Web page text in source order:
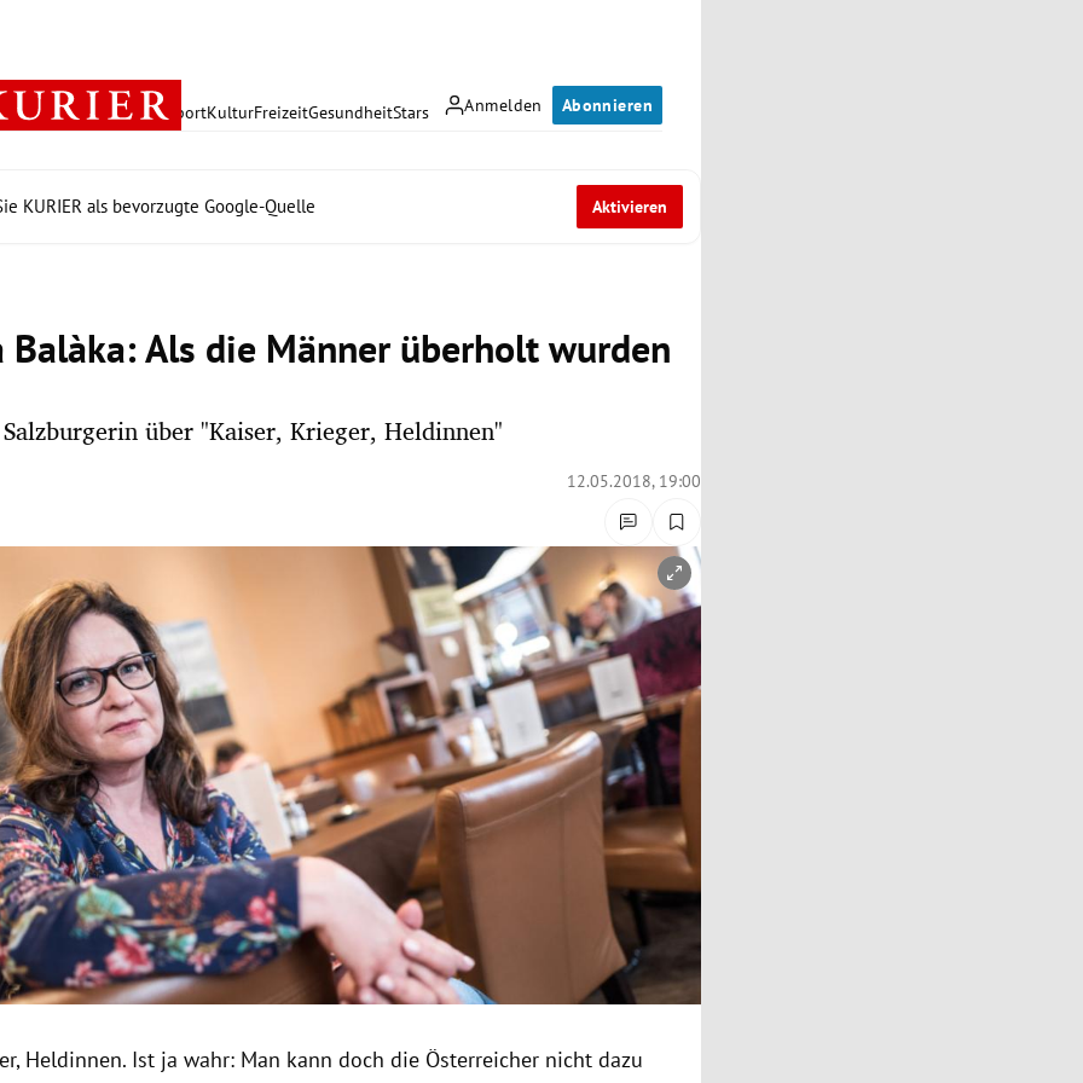
Anmelden Abonnieren
PolitikWirtschaft SportKulturFreizeitGesundheitStars
KURIER als bevorzugte Google-Quelle Aktivieren
Balàka: Als die Männer überholt wurden
Salzburgerin über "Kaiser, Krieger, Heldinnen"
12.05.2018, 19:00
öffnen/schließen
, Heldinnen. Ist ja wahr: Man kann doch die Österreicher nicht dazu